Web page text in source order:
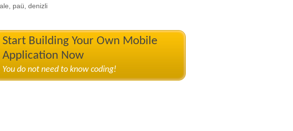
paü, denizli
Start Building Your Own Mobile
Application Now
You do not need to know coding!